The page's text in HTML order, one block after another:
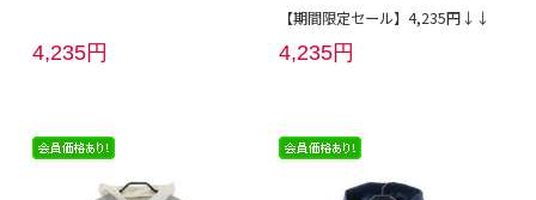
4,235円
【期間限定セール】4,235円↓↓
4,235円